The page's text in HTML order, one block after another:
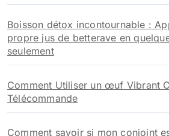
Boisson détox incontournable :
propre jus de betterave en
seulement
Comment Utiliser un œuf Vibrant
Télécommande
Comment savoir si mon conjoint